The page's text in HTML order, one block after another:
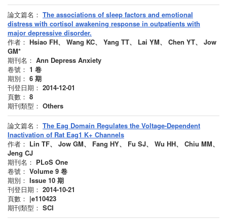
論文篇名： The associations of sleep factors and emotional
distress with cortisol awakening response in outpatients with
major depressive disorder.
作者： Hsiao FH、 Wang KC、 Yang TT、 Lai YM、 Chen YT、 Jow
GM*
期刊名： Ann Depress Anxiety
卷號： 1 卷
期別： 6 期
刊登日期： 2014-12-01
頁數： 8
期刊類型： Others
論文篇名： The Eag Domain Regulates the Voltage-Dependent
Inactivation of Rat Eag1 K+ Channels
作者： Lin TF、 Jow GM、 Fang HY、 Fu SJ、 Wu HH、 Chiu MM、
Jeng CJ
期刊名： PLoS One
卷號： Volume 9 卷
期別： Issue 10 期
刊登日期： 2014-10-21
頁數： |e110423
期刊類型： SCI